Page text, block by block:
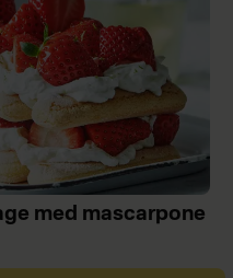
med mascarpone